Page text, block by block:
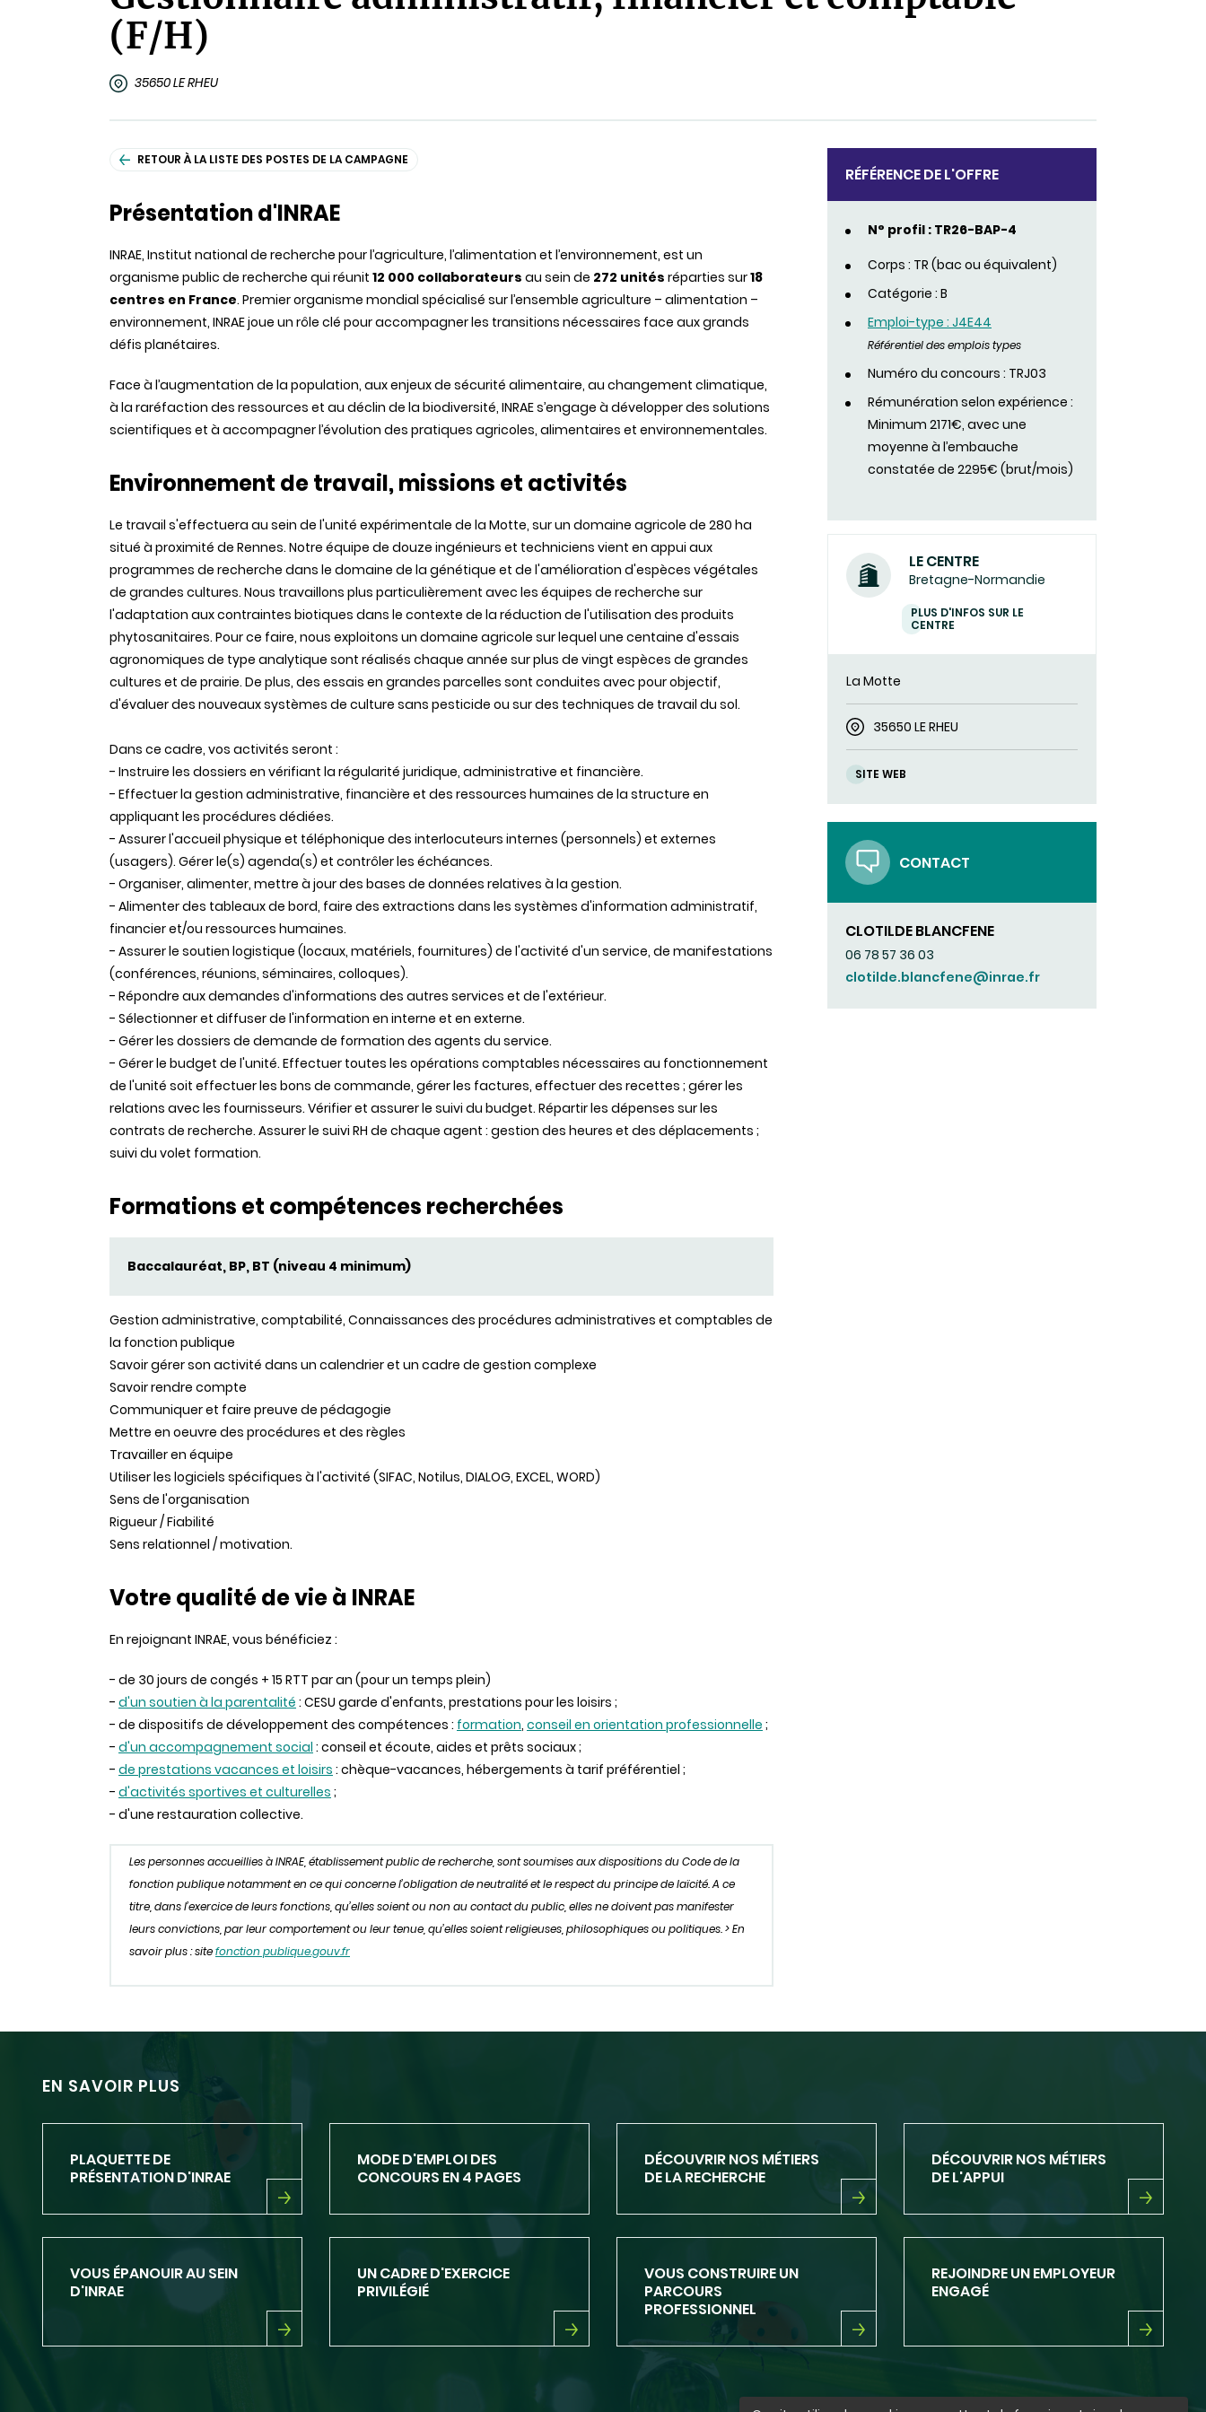
(F/H)
35650 LE RHEU
RETOUR À LA LISTE DES POSTES DE LA CAMPAGNE
Présentation d'INRAE
INRAE, Institut national de recherche pour l’agriculture, l’alimentation et l’environnement, est un
organisme public de recherche qui réunit 12 000 collaborateurs au sein de 272 unités réparties sur18
centres en France. Premier organisme mondial spécialisé sur l’ensemble agriculture – alimentation –
environnement, INRAE joue un rôle clé pour accompagner les transitions nécessaires face aux grands
défis planétaires.
Face à l’augmentation de la population, aux enjeux de sécurité alimentaire, au changement climatique,
à la raréfaction des ressources et au déclin de la biodiversité, INRAE s’engage à développer des solutions
scientifiques et à accompagner l’évolution des pratiques agricoles, alimentaires et environnementales.
Environnement de travail, missions et activités
Le travail s'effectuera au sein de l'unité expérimentale de la Motte, sur un domaine agricole de 280 ha
situé à proximité de Rennes. Notre équipe de douze ingénieurs et techniciens vient en appui aux
programmes de recherche dans le domaine de la génétique et de l'amélioration d'espèces végétales
de grandes cultures. Nous travaillons plus particulièrement avec les équipes de recherche sur
l'adaptation aux contraintes biotiques dans le contexte de la réduction de l'utilisation des produits
phytosanitaires. Pour ce faire, nous exploitons un domaine agricole sur lequel une centaine d'essais
agronomiques de type analytique sont réalisés chaque année sur plus de vingt espèces de grandes
cultures et de prairie. De plus, des essais en grandes parcelles sont conduites avec pour objectif,
d'évaluer des nouveaux systèmes de culture sans pesticide ou sur des techniques de travail du sol.
Dans ce cadre, vos activités seront :
- Instruire les dossiers en vérifiant la régularité juridique, administrative et financière.
- Effectuer la gestion administrative, financière et des ressources humaines de la structure en
appliquant les procédures dédiées.
- Assurer l'accueil physique et téléphonique des interlocuteurs internes (personnels) et externes
(usagers). Gérer le(s) agenda(s) et contrôler les échéances.
- Organiser, alimenter, mettre à jour des bases de données relatives à la gestion.
- Alimenter des tableaux de bord, faire des extractions dans les systèmes d'information administratif,
financier et/ou ressources humaines.
- Assurer le soutien logistique (locaux, matériels, fournitures) de l'activité d'un service, de manifestations
(conférences, réunions, séminaires, colloques).
- Répondre aux demandes d'informations des autres services et de l'extérieur.
- Sélectionner et diffuser de l'information en interne et en externe.
- Gérer les dossiers de demande de formation des agents du service.
- Gérer le budget de l'unité. Effectuer toutes les opérations comptables nécessaires au fonctionnement
de l'unité soit effectuer les bons de commande, gérer les factures, effectuer des recettes ; gérer les
relations avec les fournisseurs. Vérifier et assurer le suivi du budget. Répartir les dépenses sur les
contrats de recherche. Assurer le suivi RH de chaque agent : gestion des heures et des déplacements ;
suivi du volet formation.
Formations et compétences recherchées
Baccalauréat, BP, BT (niveau 4 minimum)
Gestion administrative, comptabilité, Connaissances des procédures administratives et comptables de
la fonction publique
Savoir gérer son activité dans un calendrier et un cadre de gestion complexe
Savoir rendre compte
Communiquer et faire preuve de pédagogie
Mettre en oeuvre des procédures et des règles
Travailler en équipe
Utiliser les logiciels spécifiques à l'activité (SIFAC, Notilus, DIALOG, EXCEL, WORD)
Sens de l'organisation
Rigueur / Fiabilité
Sens relationnel / motivation.
Votre qualité de vie à INRAE
En rejoignant INRAE, vous bénéficiez :
- de 30 jours de congés + 15 RTT par an (pour un temps plein)
- d'un soutien à la parentalité : CESU garde d'enfants, prestations pour les loisirs ;
- de dispositifs de développement des compétences : formation, conseil en orientation professionnelle ;
- d'un accompagnement social : conseil et écoute, aides et prêts sociaux ;
- de prestations vacances et loisirs : chèque-vacances, hébergements à tarif préférentiel ;
- d'activités sportives et culturelles ;
- d'une restauration collective.
Les personnes accueillies à INRAE, établissement public de recherche, sont soumises aux dispositions du Code de la
fonction publique notamment en ce qui concerne l’obligation de neutralité et le respect du principe de laïcité. A ce
titre, dans l’exercice de leurs fonctions, qu’elles soient ou non au contact du public, elles ne doivent pas manifester
leurs convictions, par leur comportement ou leur tenue, qu’elles soient religieuses, philosophiques ou politiques. > En
savoir plus : sitefonction publique.gouv.fr
RÉFÉRENCE DE L'OFFRE
N° profil : TR26-BAP-4
Corps : TR (bac ou équivalent)
Catégorie : B
Emploi-type : J4E44
Référentiel des emplois types
Numéro du concours : TRJ03
Rémunération selon expérience :
Minimum 2171€, avec une
moyenne à l’embauche
constatée de 2295€ (brut/mois)
LE CENTRE
Bretagne-Normandie
PLUS D'INFOS SUR LE
CENTRE
La Motte
35650 LE RHEU
SITE WEB
CONTACT
CLOTILDE BLANCFENE
06 78 57 36 03
clotilde.blancfene@inrae.fr
EN SAVOIR PLUS
PLAQUETTE DE
PRÉSENTATION D'INRAE
PLAQUETTE
D'INRAE
MODE D'EMPLOI DES
CONCOURS EN 4 PAGES
DÉCOUVRIR NOS MÉTIERS
DE LA RECHERCHE
DÉCOUVRIR
LA
RECHERCHE
DÉCOUVRIR NOS MÉTIERS
DE L'APPUI
DÉCOUVRIR
L'APPUI
VOUS ÉPANOUIR AU SEIN
D'INRAE
VOUS
UN CADRE D'EXERCICE
PRIVILÉGIÉ
UN
VOUS CONSTRUIRE UN
PARCOURS
PROFESSIONNEL
VOUS
CONSTRUIRE
REJOINDRE UN EMPLOYEUR
ENGAGÉ
REJOINDRE
ENGAGÉ